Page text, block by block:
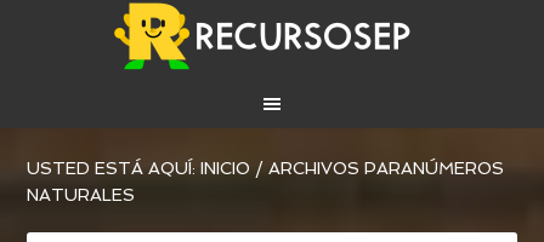
USTED ESTÁ AQUÍ:INICIO / ARCHIVOS PARANÚMEROS
NATURALES